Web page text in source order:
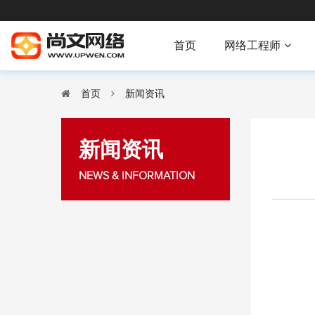
首页 网络工程师
首页 新闻资讯
新闻资讯
NEWS & INFORMATION